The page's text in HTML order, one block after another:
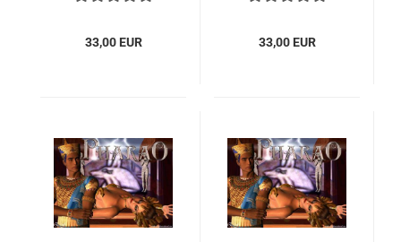
33,00 EUR 33,00 EUR